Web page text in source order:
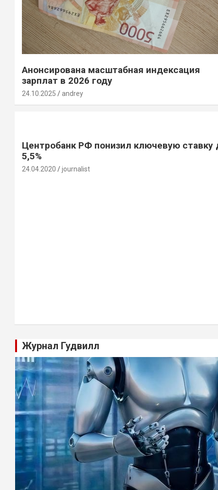
Анонсирована масштабная индексация
зарплат в 2026 году
24.10.2025 andrey
Центробанк РФ понизил ключевую ставку
5,5%
24.04.2020 journalist
Журнал Гудвилл